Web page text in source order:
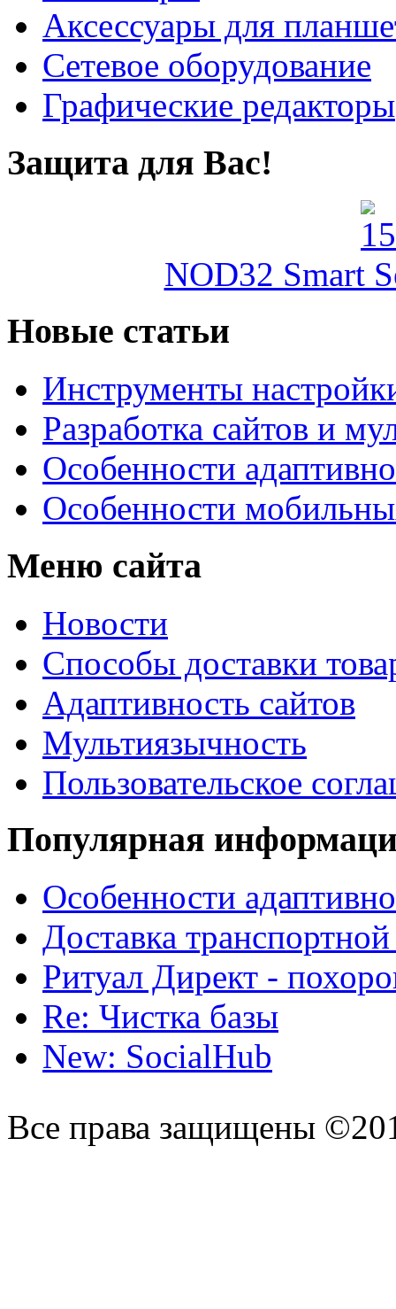
Аксессуары для
Сетевое оборудование
Графические редакторы
Защита для Вас!
NOD32 Smart
Новые статьи
Инструменты
Разработка сайтов и
Особенности
Особенности
Меню сайта
Новости
Способы доставки
Адаптивность сайтов
Мультиязычность
Пользовательское
Популярная
Особенности
Доставка
Ритуал Директ -
Re: Чистка базы
New: SocialHub
Все права защищены